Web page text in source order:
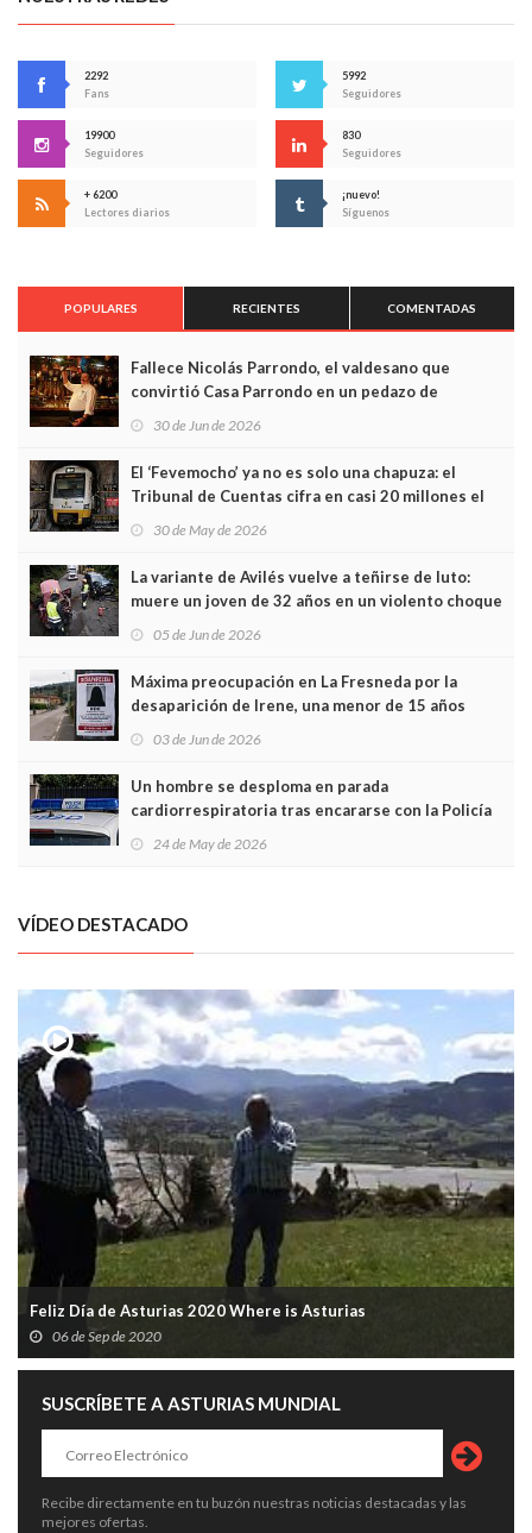
2292
Fans
5992
Seguidores
19900
Seguidores
830
Seguidores
+ 6200
Lectores diarios
¡nuevo!
Síguenos
POPULARES RECIENTES COMENTADAS
Fallece Nicolás Parrondo, el valdesano que
convirtió Casa Parrondo en un pedazo de
Asturias en Madrid
30 de Jun de 2026
El ‘Fevemocho’ ya no es solo una chapuza: el
Tribunal de Cuentas cifra en casi 20 millones el
sobrecoste de los trenes que no cabían por los
30 de May de 2026
La variante de Avilés vuelve a teñirse de luto:
muere un joven de 32 años en un violento choque
frontal
05 de Jun de 2026
Máxima preocupación en La Fresneda por la
desaparición de Irene, una menor de 15 años
03 de Jun de 2026
Un hombre se desploma en parada
cardiorrespiratoria tras encararse con la Policía
Local en Luanco
24 de May de 2026
VÍDEO DESTACADO
Feliz Día de Asturias 2020 Where is Asturias
06 de Sep de 2020
SUSCRÍBETE A ASTURIAS MUNDIAL
Recibe directamente en tu buzón nuestras noticias destacadas y las
mejores ofertas.